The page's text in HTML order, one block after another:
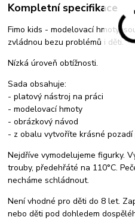
Kompletní specifikace
Fimo kids - modelovací hmoty
zvládnou bezu problémů i děti.
Nízká úroveň obtížnosti.
Sada obsahuje:
- platový nástroj na práci
- modelovací hmoty
- obrázkový návod
- z obalu vytvoříte krásné pozadí
Nejdříve vymodelujeme figurky.
trouby, předehřáté na 110°C.
necháme schládnout.
Není vhodné pro děti do 8 let.
nebo děti pod dohledem